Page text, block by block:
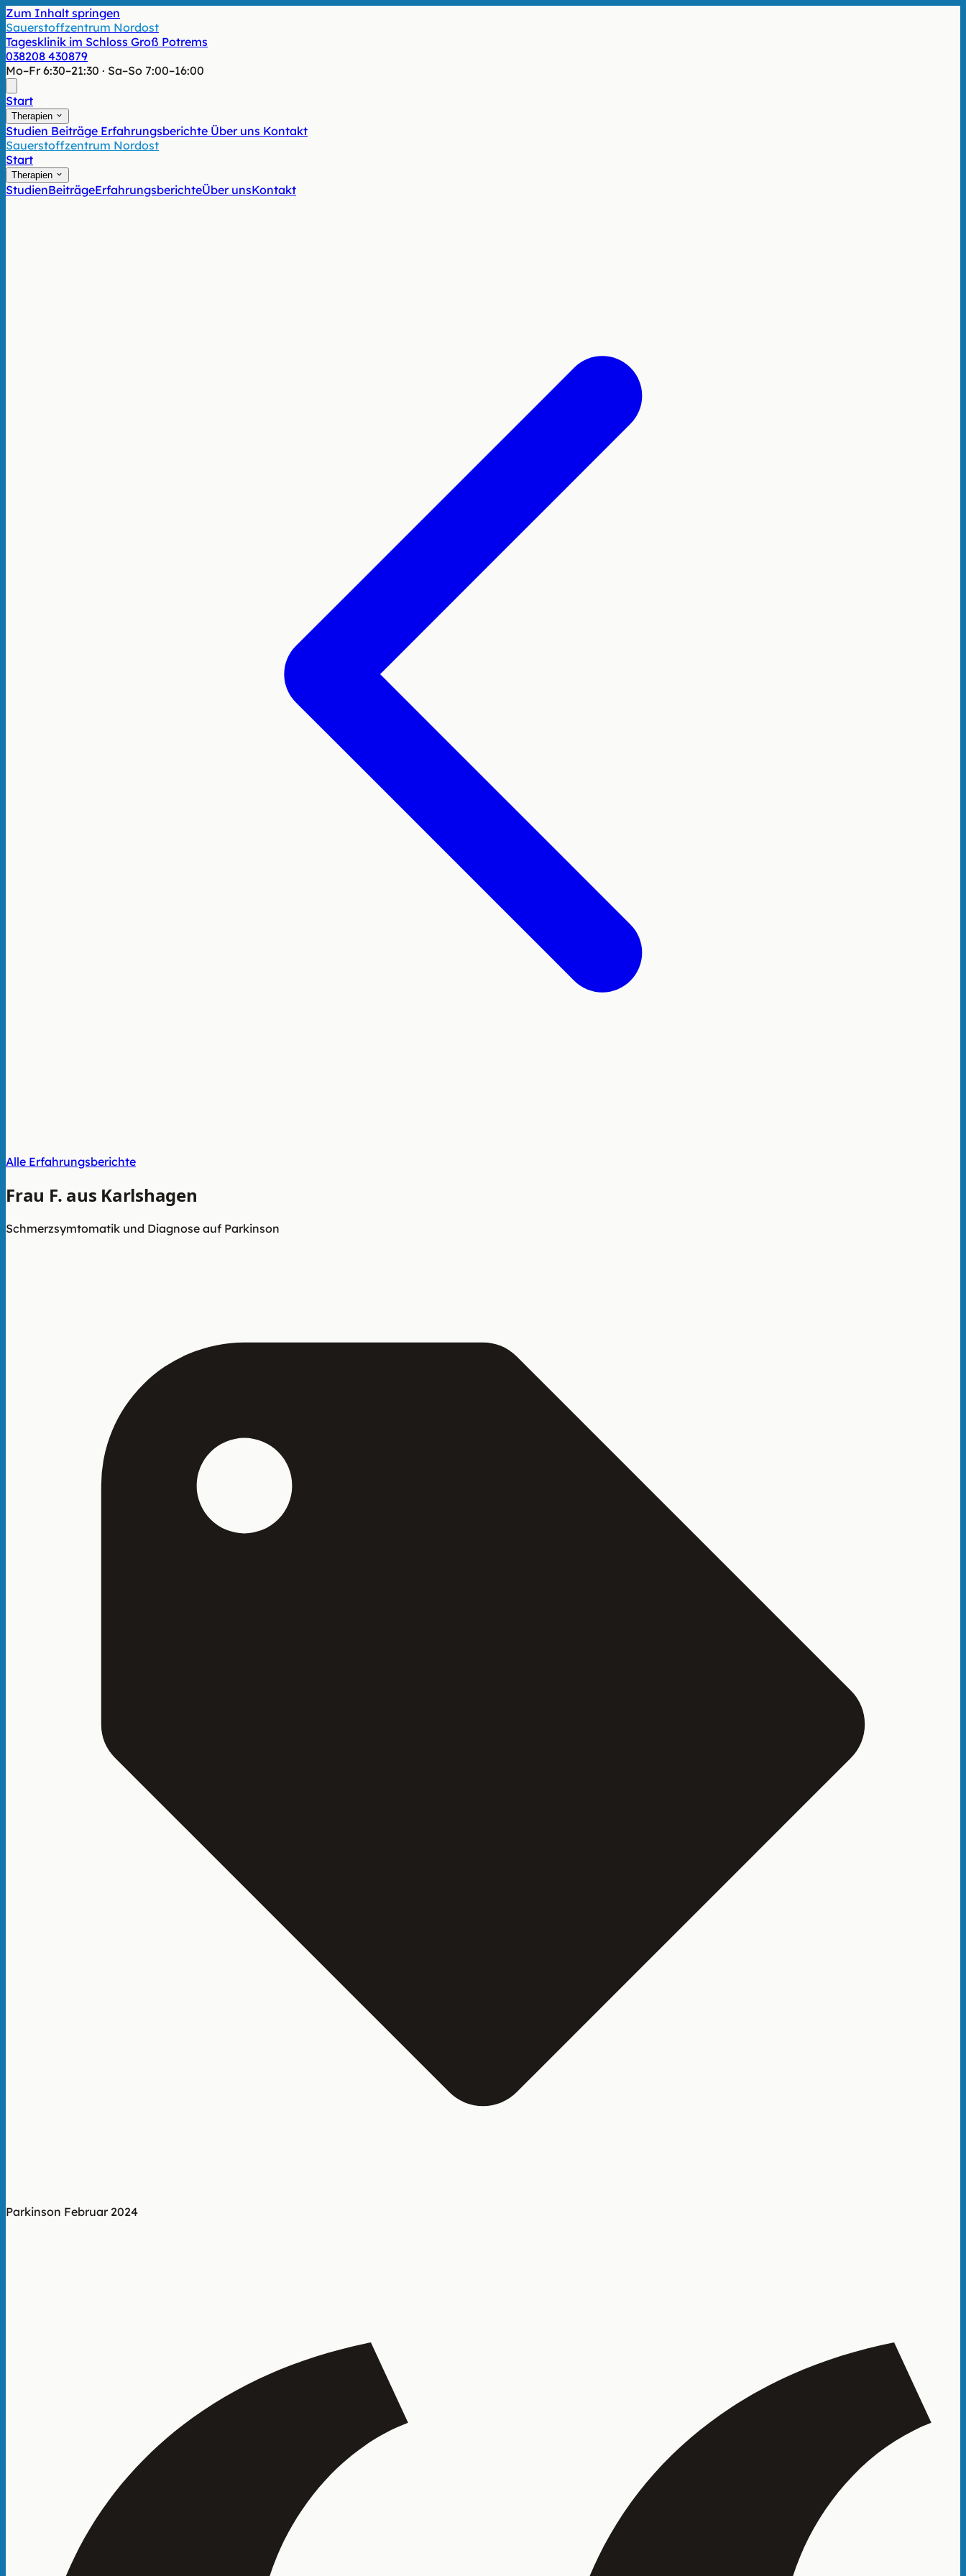
Zum Inhalt springen
Sauerstoffzentrum Nordost
Tagesklinik im Schloss Groß Potrems
038208 430879
Mo–Fr 6:30–21:30 · Sa–So 7:00–16:00
Start
Therapien
Studien Beiträge Erfahrungsberichte Über uns Kontakt
Sauerstoffzentrum Nordost
Start
Therapien
StudienBeiträgeErfahrungsberichteÜber unsKontakt
Alle Erfahrungsberichte
Frau F. aus Karlshagen
Schmerzsymtomatik und Diagnose auf Parkinson
Parkinson Februar 2024